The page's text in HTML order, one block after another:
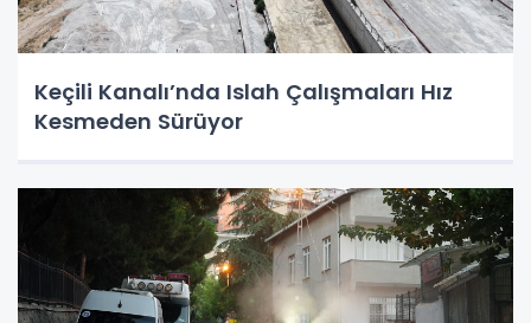
Keçili Kanalı’nda Islah Çalışmaları Hız
Kesmeden Sürüyor